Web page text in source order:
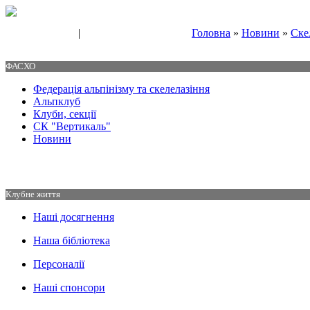
| Головна » Новини »
ФАСХО
Федерація альпінізму та скелелазіння
Альпклуб
Клуби, секції
СК "Вертикаль"
Новини
Клубне життя
Наші досягнення
Наша бібліотека
Персоналії
Наші спонсори